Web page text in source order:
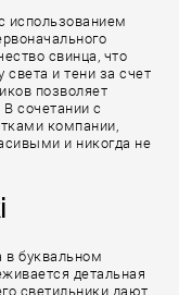
использованием
свинца, что
света и тени за счет
позволяет
сочетании с
компании,
и никогда не
в буквальном
детальная
светильники дают